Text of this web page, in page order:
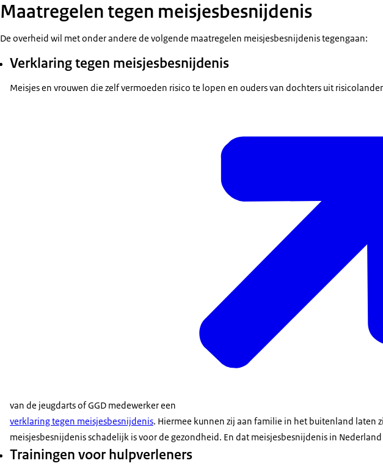
Maatregelen tegen meisjesbesnijdenis
De overheid wil met onder andere de volgende maatregelen meisjesbesnijdenis tegengaan:
Verklaring tegen meisjesbesnijdenis
Meisjes en vrouwen die zelf vermoeden risico te lopen en ouders van dochters uit
van de jeugdarts of GGD medewerker een
verklaring tegen meisjesbesnijdenis. Hiermee kunnen zij aan familie in het buitenland laten
meisjesbesnijdenis schadelijk is voor de gezondheid. En dat meisjesbesnijdenis in Nederland
Trainingen voor hulpverleners